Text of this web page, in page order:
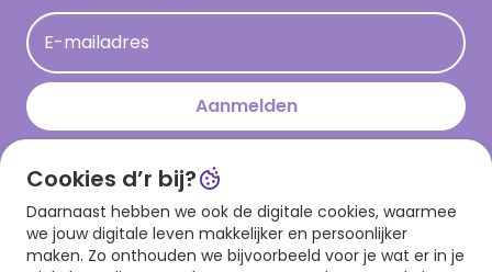
Acties
Persberichten
Hallmark en Kinderpostzegels
E-mailadres
Aanmelden
Download onze app
Cookies d’r bij?
Daarnaast hebben we ook de digitale cookies, waarmee
we jouw digitale leven makkelijker en persoonlijker
maken. Zo onthouden we bijvoorbeeld voor je wat er in je